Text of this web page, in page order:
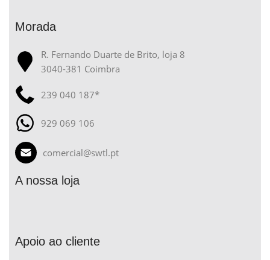
Morada
R. Fernando Duarte de Brito, loja 8
3040-381 Coimbra
239 040 187*
929 069 106
comercial@swtl.pt
A nossa loja
Apoio ao cliente